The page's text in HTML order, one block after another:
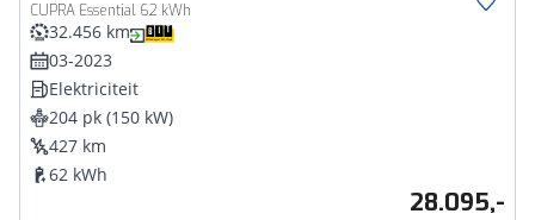
CUPRA Essential 62 kWh
32.456 km
03-2023
Elektriciteit
204 pk (150 kW)
427 km
62 kWh
28.095,-